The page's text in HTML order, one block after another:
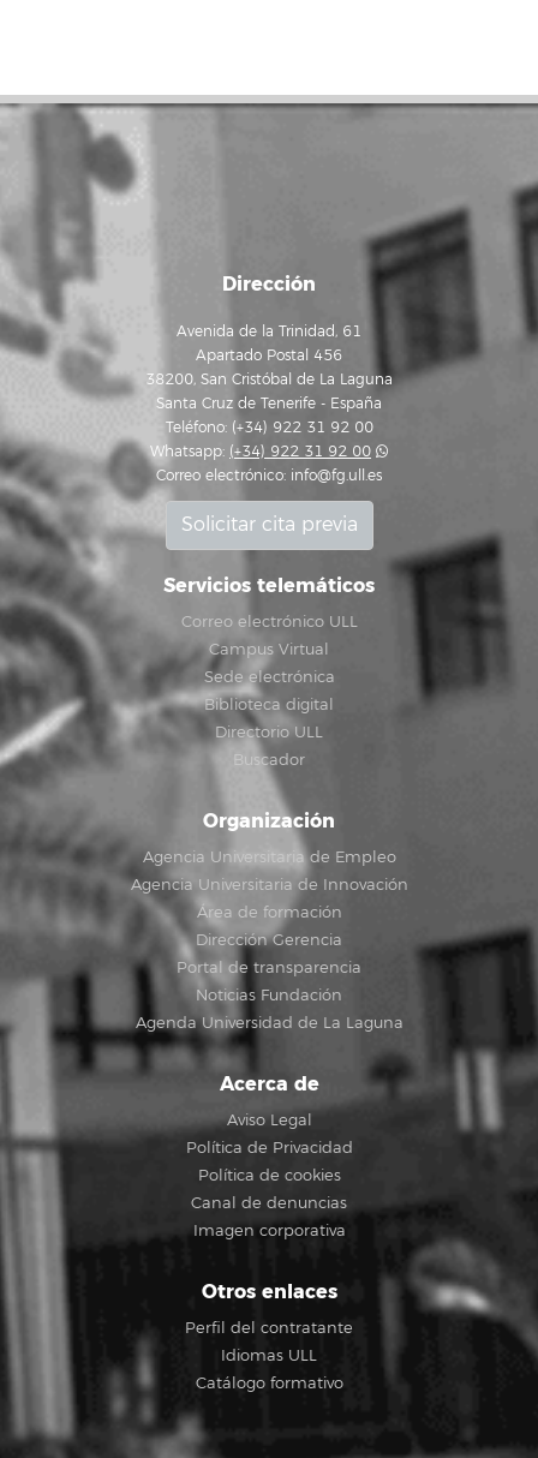
Dirección
Avenida de la Trinidad, 61
Apartado Postal 456
38200, San Cristóbal de La Laguna
Santa Cruz de Tenerife - España
Teléfono: (+34) 922 31 92 00
Whatsapp: (+34) 922 31 92 00
Correo electrónico: info@fg.ull.es
Solicitar cita previa
Servicios telemáticos
Correo electrónico ULL
Campus Virtual
Sede electrónica
Biblioteca digital
Directorio ULL
Buscador
Organización
Agencia Universitaria de Empleo
Agencia Universitaria de Innovación
Área de formación
Dirección Gerencia
Portal de transparencia
Noticias Fundación
Agenda Universidad de La Laguna
Acerca de
Aviso Legal
Política de Privacidad
Política de cookies
Canal de denuncias
Imagen corporativa
Otros enlaces
Perfil del contratante
Idiomas ULL
Catálogo formativo